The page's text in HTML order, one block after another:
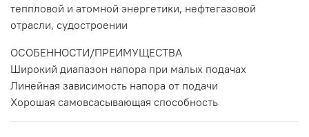
теппловой и атомной энергетики, нефтегазовой
отрасли, судостроении
ОСОБЕННОСТИ/ПРЕИМУЩЕСТВА
Широкий диапазон напора при малых подачах
Линейная зависимость напора от подачи
Хорошая самовсасывающая способность